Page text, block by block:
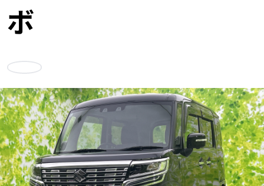
車検料金・メニュー
品質管理とサポート体制
お役立ち情報
お問い合わせ
企業情報 採用情報
ボ
お気に入り